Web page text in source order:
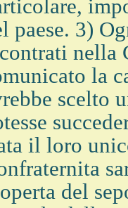
paese. 3)
nella
la
scelto
il loro
del